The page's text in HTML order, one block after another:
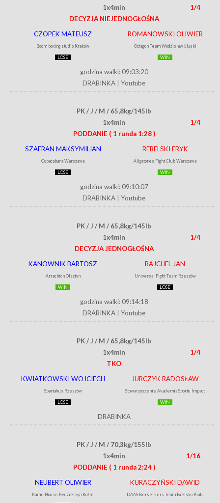
1x4min
1/4
DECYZJA NIEJEDNOGŁOŚNA
CZOPEK MATEUSZ
Boom boxing studio Kraków
LOSE
ROMANOWSKI OLIWIER
Octagon Team Wodzisław Śląski
WIN
godzina walki: 09:03:20
DRABINKA
Youtube
PK / J / M / 65,8kg/145lb
1x4min
1/4
PODDANIE ( 1 runda 1:28 )
SZAFRAN MAKSYMILIAN
Copacabana Warszawa
LOSE
REBELSKI ERYK
Aligatores Fight Club Warszawa
WIN
godzina walki: 09:10:07
DRABINKA
Youtube
PK / J / M / 65,8kg/145lb
1x4min
1/4
DECYZJA JEDNOGŁOŚNA
KANOWNIK BARTOSZ
Arrachion Olsztyn
WIN
RAJCHEL JAN
Universal Fight Team Rzeszów
LOSE
godzina walki: 09:14:18
DRABINKA
Youtube
PK / J / M / 65,8kg/145lb
1x4min
1/4
TKO
KWIATKOWSKI WOJCIECH
Spartakus Rzeszów
LOSE
JURCZYK RADOSŁAW
Stowarzyszenie Akademia Sportu Impact
WIN
DRABINKA
PK / J / M / 70,3kg/155lb
1x4min
1/16
PODDANIE ( 1 runda 2:24 )
NEUBERT OLIWIER
Kame House Kędzierzyn Koźle
KURACZYŃSKI DAWID
DAAS Berserkers Team Bielsko Biała